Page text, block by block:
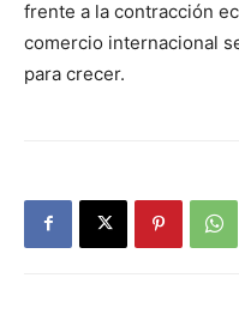
frente a la contracción
comercio internacional
para crecer.